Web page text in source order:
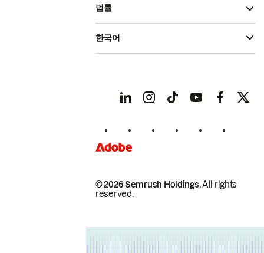
© 2026 Semrush Holdings.All rights
reserved.
법률
한국어